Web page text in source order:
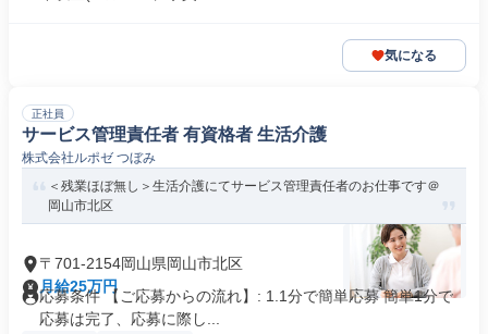
気になる
正社員
サービス管理責任者 有資格者 生活介護
株式会社ルポゼ つぼみ
＜残業ほぼ無し＞生活介護にてサービス管理責任者のお仕事です＠
岡山市北区
〒701-2154岡山県岡山市北区
月給25万円
応募条件 【ご応募からの流れ】: 1.1分で簡単応募 簡単1分で
応募は完了、応募に際し...